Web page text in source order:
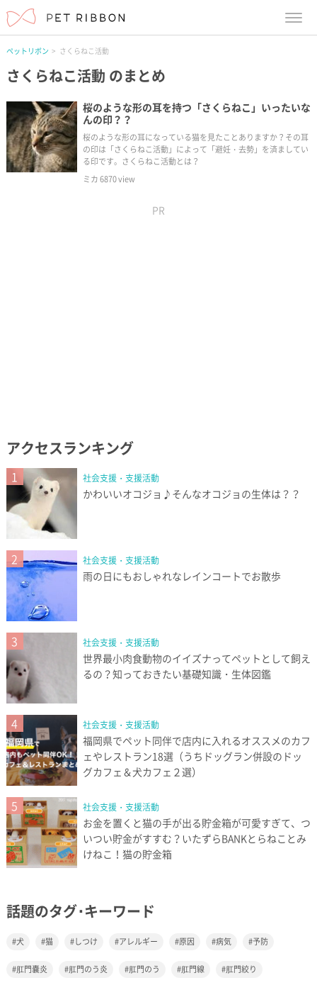
ペットリボン さくらねこ活動
さくらねこ活動 のまとめ
桜のような形の耳を持つ「さくらねこ」いったいな
んの印？？
桜のような形の耳になっている猫を見たことありますか？その耳
の印は「さくらねこ活動」によって「避妊・去勢」を済ましてい
る印です。さくらねこ活動とは？
ミカ6870view
PR
アクセスランキング
1 社会支援・支援活動
かわいいオコジョ♪そんなオコジョの生体は？？
2 社会支援・支援活動
雨の日にもおしゃれなレインコートでお散歩
3 社会支援・支援活動
世界最小肉食動物のイイズナってペットとして飼え
るの？知っておきたい基礎知識・生体図鑑
4 社会支援・支援活動
福岡県でペット同伴で店内に入れるオススメのカフ
ェやレストラン18選（うちドッグラン併設のドッ
グカフェ＆犬カフェ２選）
5 社会支援・支援活動
お金を置くと猫の手が出る貯金箱が可愛すぎて、つ
いつい貯金がすすむ？いたずらBANKとらねことみ
けねこ！猫の貯金箱
話題のタグ･キーワード
犬 猫 しつけ アレルギー 原因 病気 予防
肛門嚢炎 肛門のう炎 肛門のう 肛門線 肛門絞り